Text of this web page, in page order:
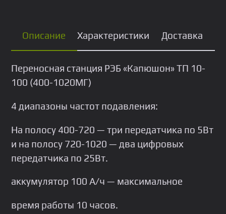
Описание Характеристики Доставка
Переносная станция РЭБ «Капюшон» ТП 10-
100 (400-1020МГ)
4 диапазоны частот подавления:
На полосу 400-720 — три передатчика по 5Вт
и на полосу 720-1020 — два цифровых
передатчика по 25Вт.
аккумулятор 100 А/ч — максимальное
время работы 10 часов.